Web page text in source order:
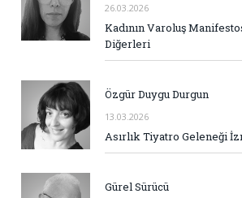
26.03.2026
Kadının Varoluş
Diğerleri
Özgür Duygu Durgun
13.03.2026
Asırlık Tiyatro Geleneği
Gürel Sürücü